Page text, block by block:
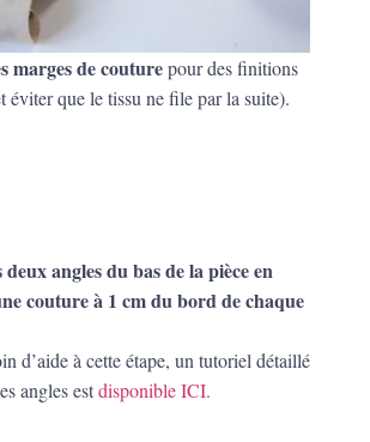
marges de couturepour des finitions
éviter que le tissu ne file par la suite).
deux angles du bas de la pièce en
couture à 1 cm du bord de chaque
d’aide à cette étape, un tutoriel détaillé
angles estdisponible ICI.